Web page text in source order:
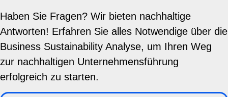
Haben Sie Fragen? Wir bieten nachhaltige
Antworten! Erfahren Sie alles Notwendige über die
Business Sustainability Analyse, um Ihren Weg
zur nachhaltigen Unternehmensführung
erfolgreich zu starten.